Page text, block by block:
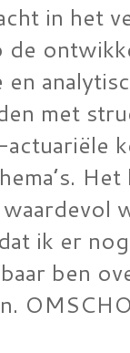
in het
de
met
ik er
ben